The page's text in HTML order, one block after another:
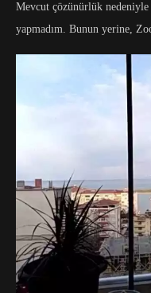
Mevcut çözünürlük
yapmadım. Bunun yerine,